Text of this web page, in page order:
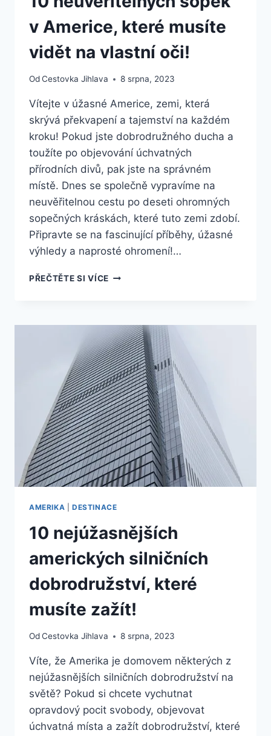
v Americe, které musíte
vidět na vlastní oči!
OdCestovka Jihlava 8 srpna, 2023
Vítejte v úžasné Americe, zemi, která
skrývá překvapení a tajemství na každém
kroku! Pokud jste dobrodružného ducha a
toužíte po objevování úchvatných
přírodních divů, pak jste na správném
místě. Dnes se společně vypravíme na
neuvěřitelnou cestu po deseti ohromných
sopečných kráskách, které tuto zemi zdobí.
Připravte se na fascinující příběhy, úžasné
výhledy a naprosté ohromení!…
PŘEČTĚTE SI VÍCE10
AMERICE,
KTERÉ
MUSÍTE
VIDĚT
NA
VLASTNÍ
OČI!
AMERIKA DESTINACE
10 nejúžasnějších
amerických silničních
dobrodružství, které
musíte zažít!
OdCestovka Jihlava 8 srpna, 2023
Víte, že Amerika je domovem některých z
nejúžasnějších silničních dobrodružství na
světě? Pokud si chcete vychutnat
opravdový pocit svobody, objevovat
úchvatná místa a zažít dobrodružství, které